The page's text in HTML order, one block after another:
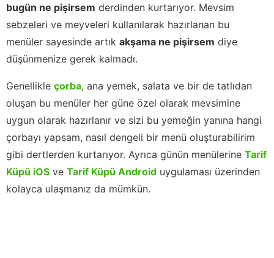
bugün ne pişirsem derdinden kurtarıyor. Mevsim
sebzeleri ve meyveleri kullanılarak hazırlanan bu
menüler sayesinde artık akşama ne pişirsem diye
düşünmenize gerek kalmadı.
Genellikle çorba, ana yemek, salata ve bir de tatlıdan
oluşan bu menüler her güne özel olarak mevsimine
uygun olarak hazırlanır ve sizi bu yemeğin yanına hangi
çorbayı yapsam, nasıl dengeli bir menü oluşturabilirim
gibi dertlerden kurtarıyor. Ayrıca günün menülerine Tarif
Küpü iOS ve Tarif Küpü Android uygulaması üzerinden
kolayca ulaşmanız da mümkün.